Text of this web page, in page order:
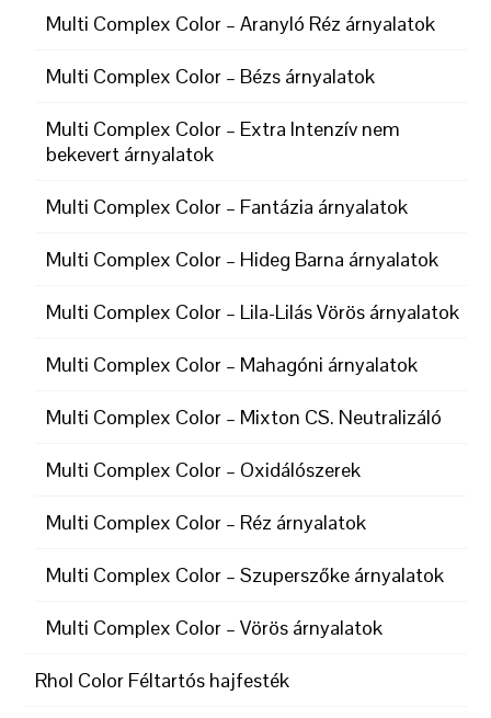
Multi Complex Color – Aranyló Réz árnyalatok
Multi Complex Color – Bézs árnyalatok
Multi Complex Color – Extra Intenzív nem
bekevert árnyalatok
Multi Complex Color – Fantázia árnyalatok
Multi Complex Color – Hideg Barna árnyalatok
Multi Complex Color – Lila-Lilás Vörös árnyalatok
Multi Complex Color – Mahagóni árnyalatok
Multi Complex Color – Mixton CS. Neutralizáló
Multi Complex Color – Oxidálószerek
Multi Complex Color – Réz árnyalatok
Multi Complex Color – Szuperszőke árnyalatok
Multi Complex Color – Vörös árnyalatok
Rhol Color Féltartós hajfesték